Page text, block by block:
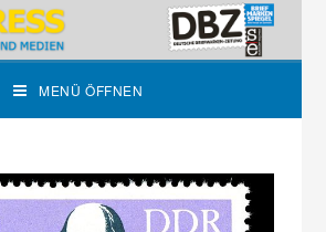
MENÜ ÖFFNEN